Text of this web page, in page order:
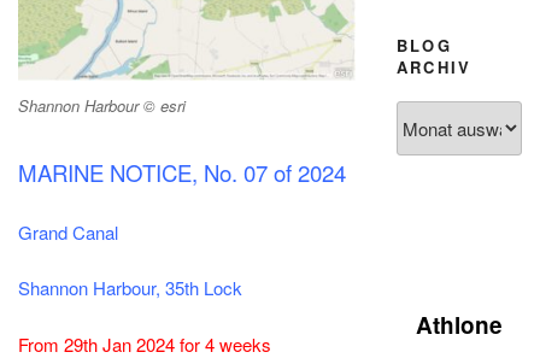
Shannon Harbour © esri
MARINE NOTICE, No. 07 of 2024
Grand Canal
Shannon Harbour, 35th Lock
From 29th Jan 2024 for 4 weeks
BLOG
ARCHIV
Archiv
Athlone